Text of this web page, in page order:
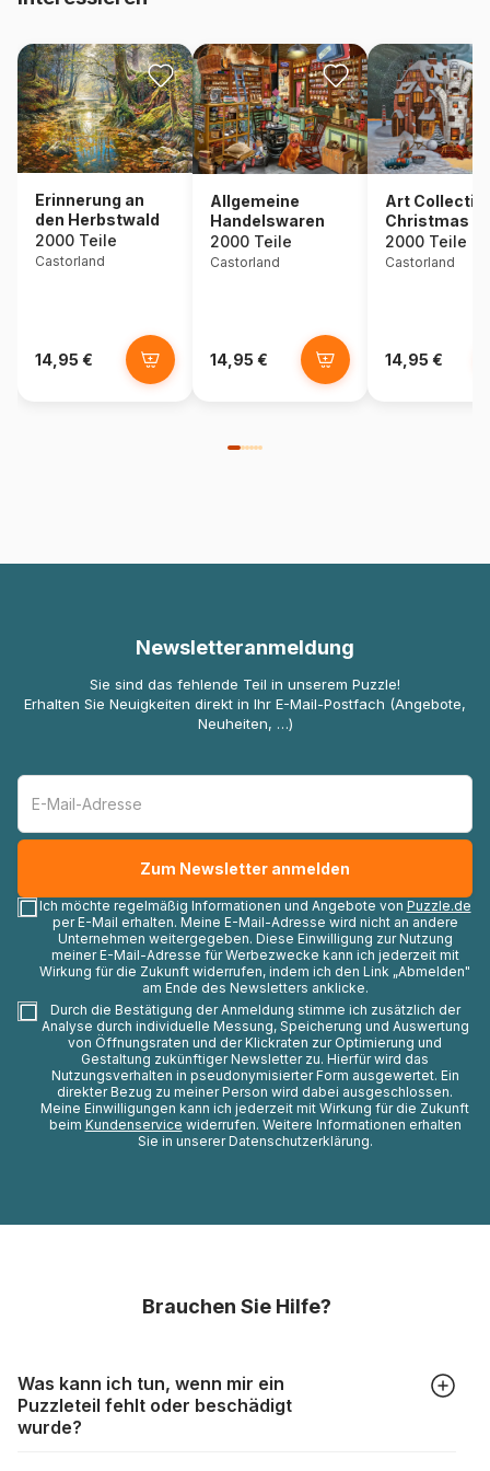
Erinnerung an
den Herbstwald
2000 Teile
Castorland
14,95 €
Allgemeine
Handelswaren
2000 Teile
Castorland
14,95 €
Art
Christmas
Madeira
2000 Teile
Castorland
14,95 €
Newsletteranmeldung
Sie sind das fehlende Teil in unserem Puzzle!
Erhalten Sie Neuigkeiten direkt in Ihr E-Mail-Postfach (Angebote,
Neuheiten, …)
Ich möchte regelmäßig Informationen und Angebote von Puzzle.de
per E-Mail erhalten. Meine E-Mail-Adresse wird nicht an andere
Unternehmen weitergegeben. Diese Einwilligung zur Nutzung
meiner E-Mail-Adresse für Werbezwecke kann ich jederzeit mit
Wirkung für die Zukunft widerrufen, indem ich den Link „Abmelden"
am Ende des Newsletters anklicke.
Durch die Bestätigung der Anmeldung stimme ich zusätzlich der
Analyse durch individuelle Messung, Speicherung und Auswertung
von Öffnungsraten und der Klickraten zur Optimierung und
Gestaltung zukünftiger Newsletter zu. Hierfür wird das
Nutzungsverhalten in pseudonymisierter Form ausgewertet. Ein
direkter Bezug zu meiner Person wird dabei ausgeschlossen.
Meine Einwilligungen kann ich jederzeit mit Wirkung für die Zukunft
beim Kundenservice widerrufen. Weitere Informationen erhalten
Sie in unserer Datenschutzerklärung.
Brauchen Sie Hilfe?
Was kann ich tun, wenn mir ein
Puzzleteil fehlt oder beschädigt
wurde?